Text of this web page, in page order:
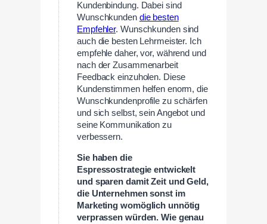
Kundenbindung. Dabei sind
Wunschkunden die besten
Empfehler. Wunschkunden sind
auch die besten Lehrmeister. Ich
empfehle daher, vor, während und
nach der Zusammenarbeit
Feedback einzuholen. Diese
Kundenstimmen helfen enorm, die
Wunschkundenprofile zu schärfen
und sich selbst, sein Angebot und
seine Kommunikation zu
verbessern.
Sie haben die
Espressostrategie entwickelt
und sparen damit Zeit und Geld,
die Unternehmen sonst im
Marketing womöglich unnötig
verprassen würden. Wie genau